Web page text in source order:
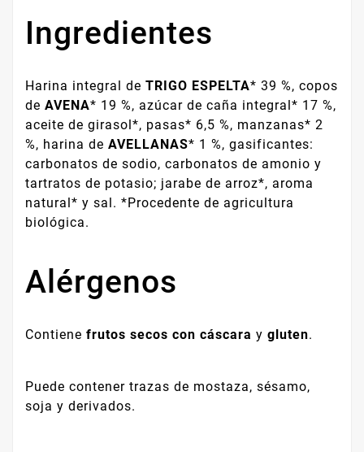
Ingredientes
Harina integral de TRIGO ESPELTA* 39 %, copos
de AVENA* 19 %, azúcar de caña integral* 17 %,
aceite de girasol*, pasas* 6,5 %, manzanas* 2
%, harina de AVELLANAS* 1 %, gasificantes:
carbonatos de sodio, carbonatos de amonio y
tartratos de potasio; jarabe de arroz*, aroma
natural* y sal. *Procedente de agricultura
biológica.
Alérgenos
Contiene frutos secos con cáscara y gluten.
Puede contener trazas de mostaza, sésamo,
soja y derivados.